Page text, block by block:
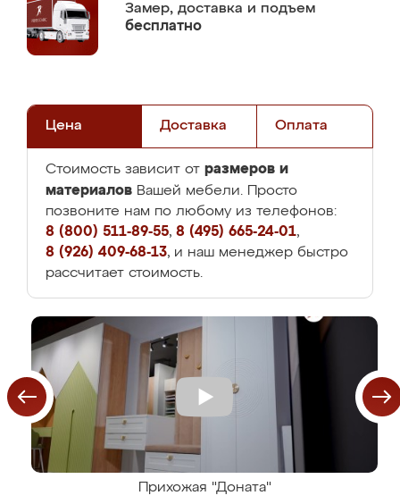
Замер, доставка и подъем
бесплатно
Цена Доставка Оплата
Стоимость зависит от размеров и
материалов Вашей мебели. Просто
позвоните нам по любому из телефонов:
8 (800) 511-89-55, 8 (495) 665-24-01,
8 (926) 409-68-13, и наш менеджер быстро
рассчитает стоимость.
Прихожая "Доната"